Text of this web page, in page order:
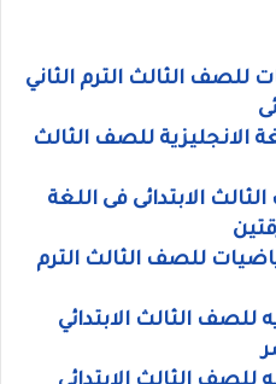
للصف الثالث الترم الثاني
الانجليزية للصف الثالث
الابتدائى فى اللغة
للصف الثالث الترم
للصف الثالث الابتدائي